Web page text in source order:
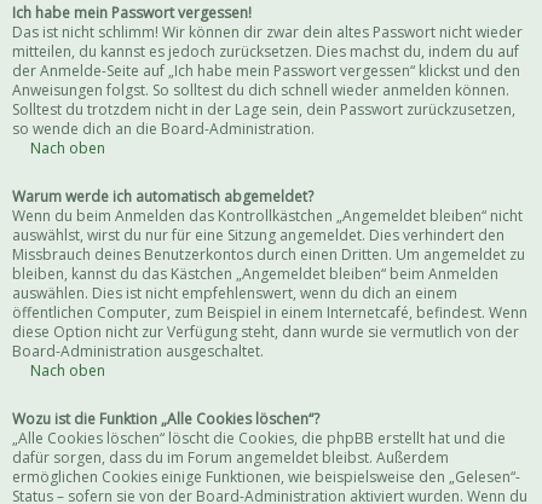
Ich habe mein Passwort vergessen!
Das ist nicht schlimm! Wir können dir zwar dein altes Passwort nicht wieder
mitteilen, du kannst es jedoch zurücksetzen. Dies machst du, indem du auf
der Anmelde-Seite auf „Ich habe mein Passwort vergessen“ klickst und den
Anweisungen folgst. So solltest du dich schnell wieder anmelden können.
Solltest du trotzdem nicht in der Lage sein, dein Passwort zurückzusetzen,
so wende dich an die Board-Administration.
Nach oben
Warum werde ich automatisch abgemeldet?
Wenn du beim Anmelden das Kontrollkästchen „Angemeldet bleiben“ nicht
auswählst, wirst du nur für eine Sitzung angemeldet. Dies verhindert den
Missbrauch deines Benutzerkontos durch einen Dritten. Um angemeldet zu
bleiben, kannst du das Kästchen „Angemeldet bleiben“ beim Anmelden
auswählen. Dies ist nicht empfehlenswert, wenn du dich an einem
öffentlichen Computer, zum Beispiel in einem Internetcafé, befindest. Wenn
diese Option nicht zur Verfügung steht, dann wurde sie vermutlich von der
Board-Administration ausgeschaltet.
Nach oben
Wozu ist die Funktion „Alle Cookies löschen“?
„Alle Cookies löschen“ löscht die Cookies, die phpBB erstellt hat und die
dafür sorgen, dass du im Forum angemeldet bleibst. Außerdem
ermöglichen Cookies einige Funktionen, wie beispielsweise den „Gelesen“-
Status – sofern sie von der Board-Administration aktiviert wurden. Wenn du